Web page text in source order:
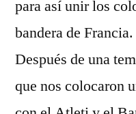
para así unir los
bandera de
Después de una
que nos colocaron